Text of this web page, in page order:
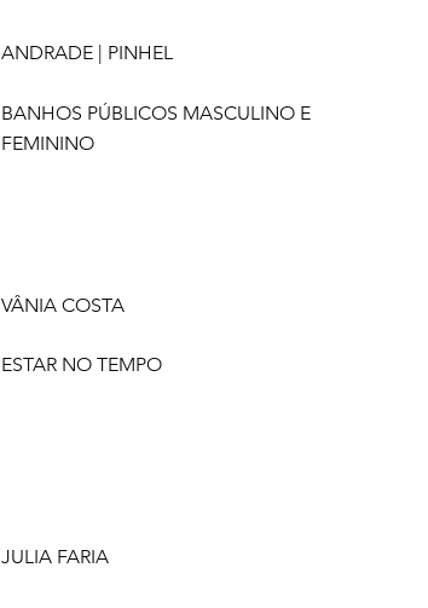
ANDRADE | PINHEL
BANHOS PÚBLICOS MASCULINO E
FEMININO
VÂNIA COSTA
ESTAR NO TEMPO
JULIA FARIA